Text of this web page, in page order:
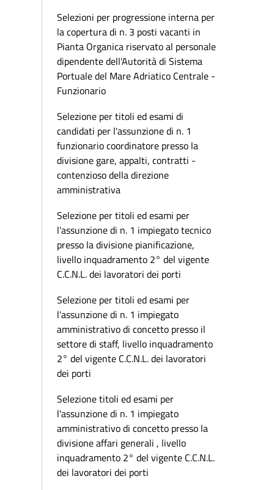
Selezioni per progressione interna per
la copertura di n. 3 posti vacanti in
Pianta Organica riservato al personale
dipendente dell'Autorità di Sistema
Portuale del Mare Adriatico Centrale -
Funzionario
Selezione per titoli ed esami di
candidati per l'assunzione di n. 1
funzionario coordinatore presso la
divisione gare, appalti, contratti -
contenzioso della direzione
amministrativa
Selezione per titoli ed esami per
l'assunzione di n. 1 impiegato tecnico
presso la divisione pianificazione,
livello inquadramento 2° del vigente
C.C.N.L. dei lavoratori dei porti
Selezione per titoli ed esami per
l'assunzione di n. 1 impiegato
amministrativo di concetto presso il
settore di staff, livello inquadramento
2° del vigente C.C.N.L. dei lavoratori
dei porti
Selezione titoli ed esami per
l'assunzione di n. 1 impiegato
amministrativo di concetto presso la
divisione affari generali , livello
inquadramento 2° del vigente C.C.N.L.
dei lavoratori dei porti